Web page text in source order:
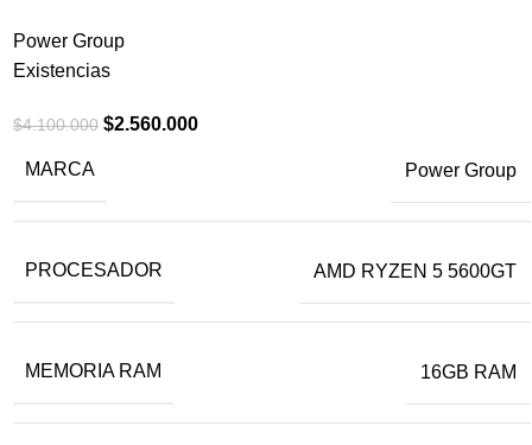
Power Group
Existencias
$4.100.000 $2.560.000
MARCA Power Group
PROCESADOR AMD RYZEN 5 5600GT
MEMORIA RAM 16GB RAM